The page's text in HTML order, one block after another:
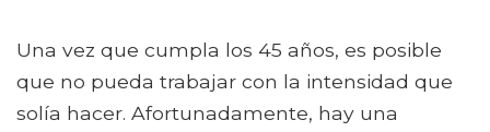
Una vez que cumpla los 45 años, es posible
que no pueda trabajar con la intensidad que
solía hacer. Afortunadamente, hay una